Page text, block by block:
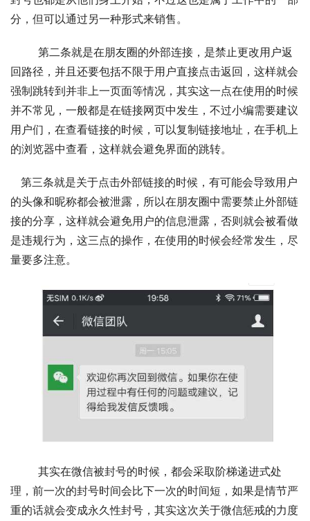
分，但可以通过另一种形式来销售。
回路径，并且还要包括不限于用户直接点击返回，这样就会
强制跳转到并非上一页面等情况，其实这一点在使用的时候
并不常见，一般都是在链接网页中发生，不过小编需要建议
用户们，在查看链接的时候，可以复制链接地址，在手机上
的浏览器中查看，这样就会避免界面的跳转。
第三条就是关于点击外部链接的时候，有可能会导致用户
的头像和昵称都会被泄露，所以在朋友圈中需要禁止外部链
接的分享，这样就会避免用户的信息泄露，否则就会被看做
是违规行为，这三点的操作，在使用的时候会经常发生，尽
量要多注意。
理，前一次的封号时间会比下一次的时间短，如果是情节严
重的话就会变成永久性封号，其实这次关于微信惩戒的力度